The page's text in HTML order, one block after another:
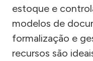
estoque e
modelos de
formalização e
recursos são